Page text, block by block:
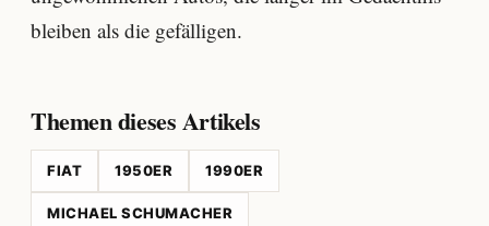
bleiben als die gefälligen.
Themen dieses Artikels
FIAT 1950ER 1990ER
MICHAEL SCHUMACHER